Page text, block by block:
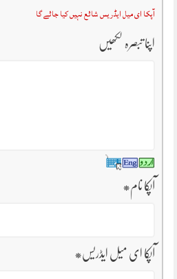
آپکا ای میل ایڈریس شائع نہیں کیا جائے گا
اپنا تبصرہ لکھیں
آپکا نام*
آپکا ای میل ایڈریس*